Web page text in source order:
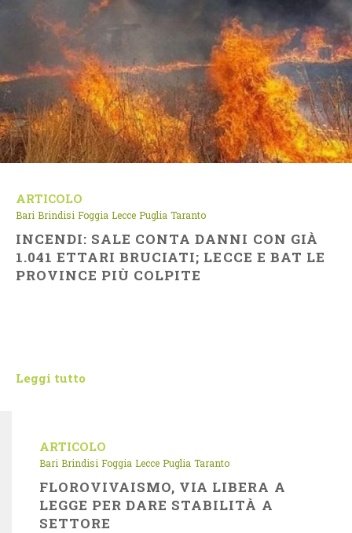
ARTICOLO
Bari Brindisi Foggia Lecce Puglia Taranto
INCENDI: SALE CONTA DANNI CON GIÀ
1.041 ETTARI BRUCIATI; LECCE E BAT LE
PROVINCE PIÙ COLPITE
Leggi tutto
ARTICOLO
Bari Brindisi Foggia Lecce Puglia Taranto
FLOROVIVAISMO, VIA LIBERA A
LEGGE PER DARE STABILITÀ A
SETTORE